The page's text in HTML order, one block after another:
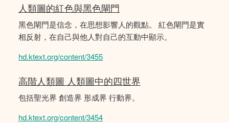
人類圖的紅色與黑色閘門
黑色閘門是信念，在思想影響人的觀點。 紅色閘門是實
相反射，在自己與他人對自己的互動中顯示。
hd.ktext.org/content/3455
高階人類圖 人類圖中的四世界
包括聖光界 創造界 形成界 行動界。
hd.ktext.org/content/3454